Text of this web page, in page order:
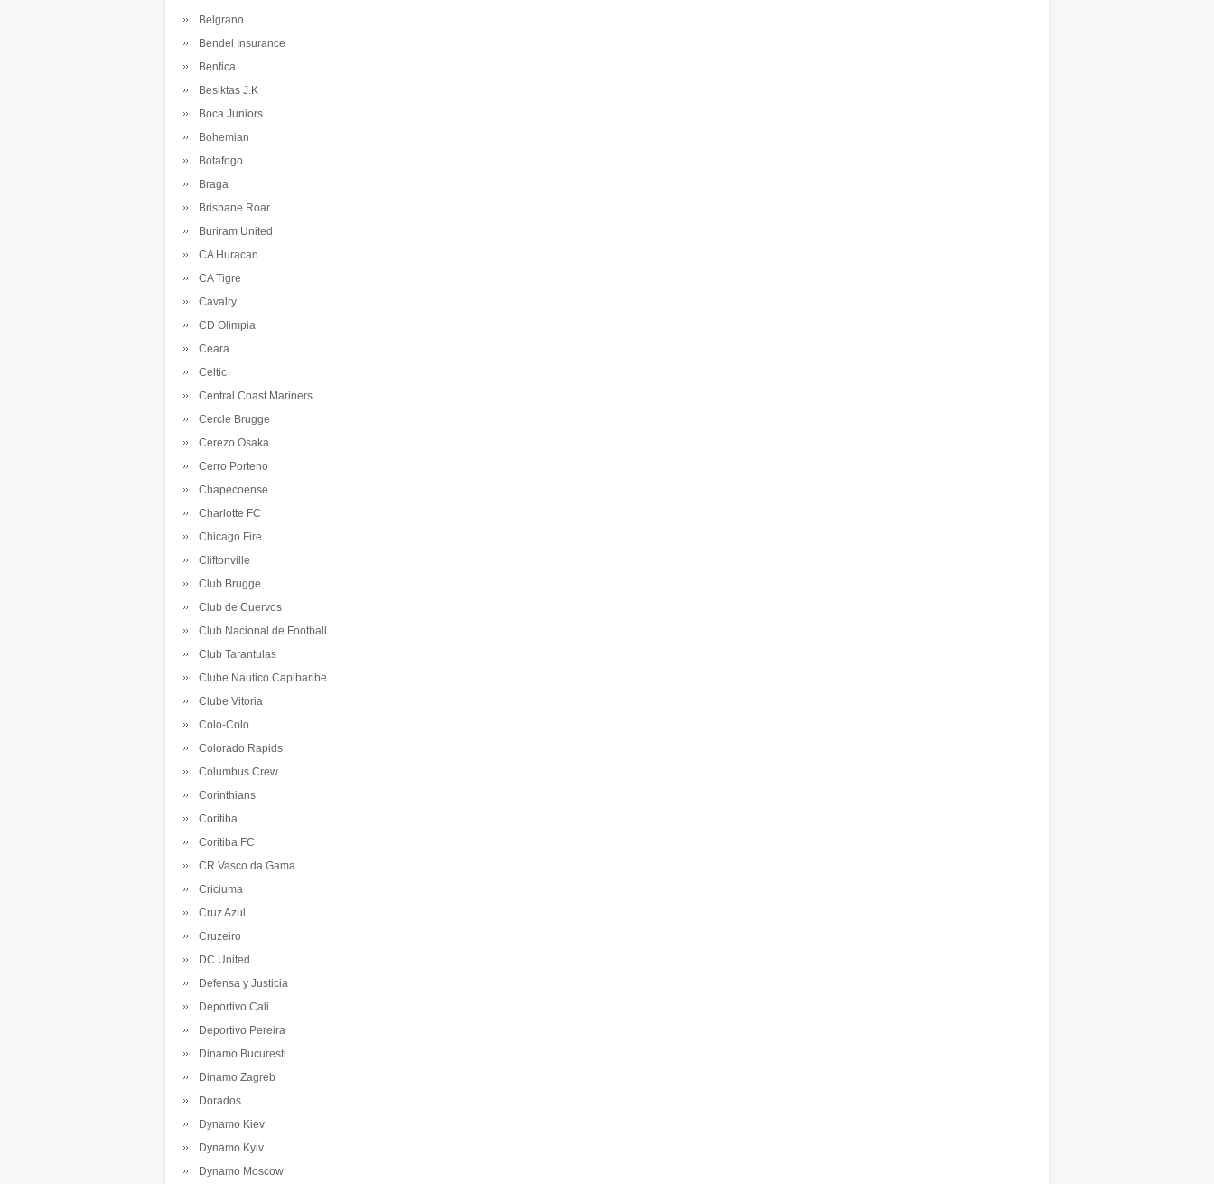
Belgrano
Bendel Insurance
Benfica
Besiktas J.K
Boca Juniors
Bohemian
Botafogo
Braga
Brisbane Roar
Buriram United
CA Huracan
CA Tigre
Cavalry
CD Olimpia
Ceara
Celtic
Central Coast Mariners
Cercle Brugge
Cerezo Osaka
Cerro Porteno
Chapecoense
Charlotte FC
Chicago Fire
Cliftonville
Club Brugge
Club de Cuervos
Club Nacional de Football
Club Tarantulas
Clube Nautico Capibaribe
Clube Vitoria
Colo-Colo
Colorado Rapids
Columbus Crew
Corinthians
Coritiba
Coritiba FC
CR Vasco da Gama
Criciuma
Cruz Azul
Cruzeiro
DC United
Defensa y Justicia
Deportivo Cali
Deportivo Pereira
Dinamo Bucuresti
Dinamo Zagreb
Dorados
Dynamo Kiev
Dynamo Kyiv
Dynamo Moscow